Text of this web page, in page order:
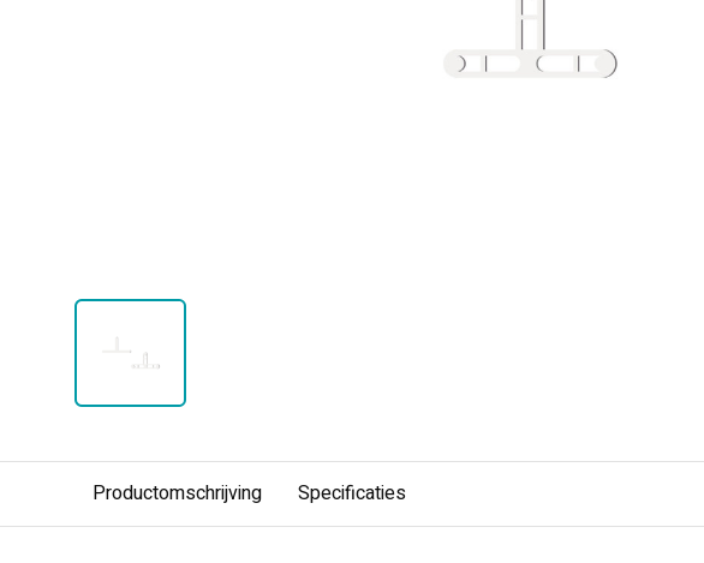
Productomschrijving Specificaties